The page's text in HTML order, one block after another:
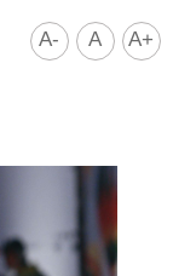
A- A A+